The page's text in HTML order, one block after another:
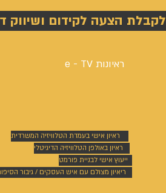
הצעה לקידום ושיווק
ראיונות e - TV
ראיון אישי בעמדת הטלוויזיה המשרדית
ראיון באולפן הטלוויזיה הדיגיטלי
ייעוץ אישי לבניית פורמט
ריאיון מצולם עם איש העסקים / גיבור